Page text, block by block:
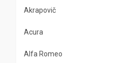
Akrapovič
Acura
Alfa Romeo